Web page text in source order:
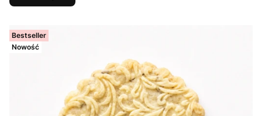
Bestseller
Nowość